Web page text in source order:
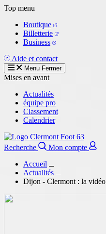
Aller
contenu
principal
Top menu
Boutique
Billetterie
Business
Aide et contact
Menu Fermer
Mises en avant
Actualités
équipe pro
Classement
Calendrier
Recherche
Mon compte
Accueil
Actualités
Dijon - Clermont : la vidéo